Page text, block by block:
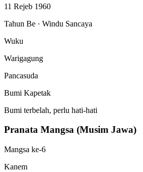
11 Rejeb 1960
Tahun Be · Windu Sancaya
Wuku
Warigagung
Pancasuda
Bumi Kapetak
Bumi terbelah, perlu hati-hati
Pranata Mangsa (Musim Jawa)
Mangsa ke-6
Kanem